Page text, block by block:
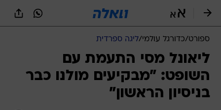
ספורט/כדורגל עולמי/ליגה ספרדית
ליאונל מסי התעמת עם
השופט: "מבקיעים מולנו כבר
בניסיון הראשון"